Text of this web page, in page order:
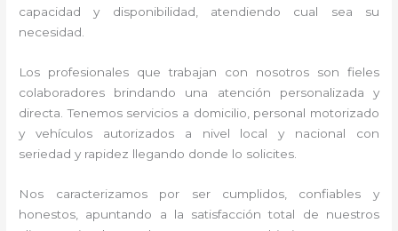
capacidad y disponibilidad, atendiendo cual sea su
necesidad.
Los profesionales que trabajan con nosotros son fieles
colaboradores brindando una atención personalizada y
directa. Tenemos servicios a domicilio, personal motorizado
y vehículos autorizados a nivel local y nacional con
seriedad y rapidez llegando donde lo solicites.
Nos caracterizamos por ser cumplidos, confiables y
honestos, apuntando a la satisfacción total de nuestros